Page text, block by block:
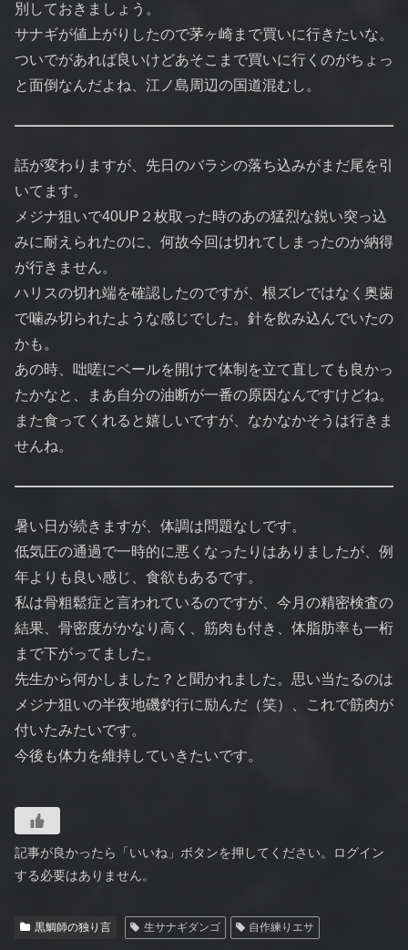
別しておきましょう。
サナギが値上がりしたので茅ヶ崎まで買いに行きたいな。
ついでがあれば良いけどあそこまで買いに行くのがちょっ
と面倒なんだよね、江ノ島周辺の国道混むし。
話が変わりますが、先日のバラシの落ち込みがまだ尾を引
いてます。
メジナ狙いで40UP２枚取った時のあの猛烈な鋭い突っ込
みに耐えられたのに、何故今回は切れてしまったのか納得
が行きません。
ハリスの切れ端を確認したのですが、根ズレではなく奥歯
で噛み切られたような感じでした。針を飲み込んでいたの
かも。
あの時、咄嗟にベールを開けて体制を立て直しても良かっ
たかなと、まあ自分の油断が一番の原因なんですけどね。
また食ってくれると嬉しいですが、なかなかそうは行きま
せんね。
暑い日が続きますが、体調は問題なしです。
低気圧の通過で一時的に悪くなったりはありましたが、例
年よりも良い感じ、食欲もあるです。
私は骨粗鬆症と言われているのですが、今月の精密検査の
結果、骨密度がかなり高く、筋肉も付き、体脂肪率も一桁
まで下がってました。
先生から何かしました？と聞かれました。思い当たるのは
メジナ狙いの半夜地磯釣行に励んだ（笑）、これで筋肉が
付いたみたいです。
今後も体力を維持していきたいです。
記事が良かったら「いいね」ボタンを押してください。ログイン
する必要はありません。
黒鯛師の独り言 生サナギダンゴ 自作練りエサ